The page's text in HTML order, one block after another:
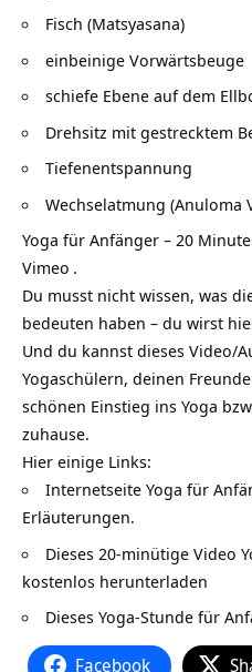
Fisch (Matsyasana)
einbeinige Vorwärtsbeuge
schiefe Ebene auf dem
Drehsitz mit gestrecktem
Tiefenentspannung
Wechselatmung (Anuloma
Yoga für Anfänger – 20
Vimeo .
Du musst nicht wissen, was
bedeuten haben – du wirst
Und du kannst dieses Video/
Yogaschülern, deinen
schönen Einstieg ins Yoga
zuhause.
Hier einige Links:
Internetseite Yoga für
Erläuterungen.
Dieses 20-minütige Video
kostenlos herunterladen
Dieses Yoga-Stunde für
Facebook